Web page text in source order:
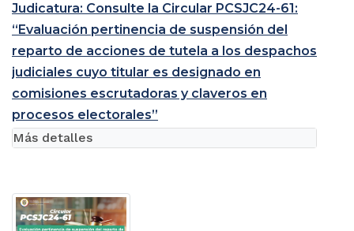
Judicatura: Consulte la Circular PCSJC24-61:
“Evaluación pertinencia de suspensión del
reparto de acciones de tutela a los despachos
judiciales cuyo titular es designado en
comisiones escrutadoras y claveros en
procesos electorales”
Más detalles